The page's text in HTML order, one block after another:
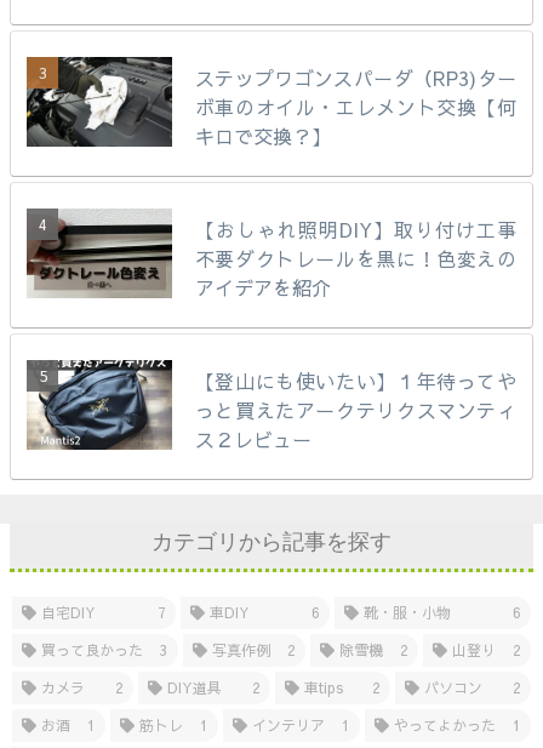
ステップワゴンスパーダ（RP3)ター
ボ車のオイル・エレメント交換【何
キロで交換？】
【おしゃれ照明DIY】取り付け工事
不要ダクトレールを黒に！色変えの
アイデアを紹介
【登山にも使いたい】１年待ってや
っと買えたアークテリクスマンティ
ス２レビュー
カテゴリから記事を探す
自宅DIY 7 車DIY 6 靴・服・小物
6
買って良かった
3 写真作例 2 除雪機 2 山登り
2
カメラ
2 DIY道具 2 車tips 2 パソコン
2
お酒
1 筋トレ 1 インテリア 1 やってよかった 1